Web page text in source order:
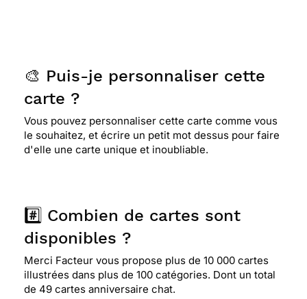
⭐⭐⭐⭐
Le 03/03/2018 : La personne concernée
aime les chats
⭐⭐⭐⭐ Le 27/02/2018 : Sympa
⭐⭐⭐⭐⭐ Le 06/02/2018 : Pour cette posture de
chats sur les toits c'est ludique..
🎨 Puis-je personnaliser cette
carte ?
Vous pouvez personnaliser cette carte comme vous
le souhaitez, et écrire un petit mot dessus pour faire
d'elle une carte unique et inoubliable.
#️⃣ Combien de cartes sont
disponibles ?
Merci Facteur vous propose plus de 10 000 cartes
illustrées dans plus de 100 catégories. Dont un total
de 49 cartes anniversaire chat.